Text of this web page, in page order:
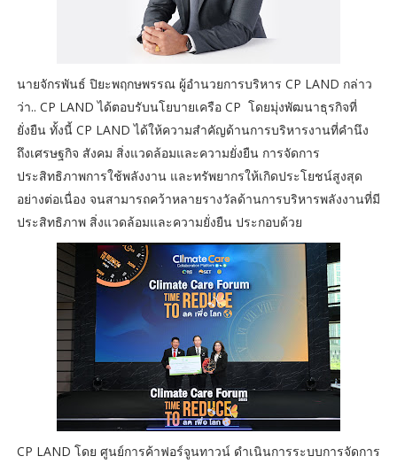
นายจักรพันธ์ ปิยะพฤกษพรรณ ผู้อำนวยการบริหาร CP LAND กล่าว
ว่า.. CP LAND ได้ตอบรับนโยบายเครือ CP โดยมุ่งพัฒนาธุรกิจที่
ยั่งยืน ทั้งนี้ CP LAND ได้ให้ความสำคัญด้านการบริหารงานที่คำนึง
ถึงเศรษฐกิจ สังคม สิ่งแวดล้อมและความยั่งยืน การจัดการ
ประสิทธิภาพการใช้พลังงาน และทรัพยากรให้เกิดประโยชน์สูงสุด
อย่างต่อเนื่อง จนสามารถคว้าหลายรางวัลด้านการบริหารพลังงานที่มี
ประสิทธิภาพ สิ่งแวดล้อมและความยั่งยืน ประกอบด้วย
CP LAND โดย ศูนย์การค้าฟอร์จูนทาวน์ ดำเนินการระบบการจัดการ